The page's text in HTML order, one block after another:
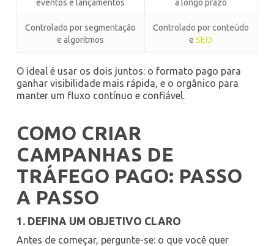
eventos e lançamentos a longo prazo
Controlado por segmentação
e algoritmos
Controlado por conteúdo
eSEO
O ideal é usar os dois juntos: o formato pago para
ganhar visibilidade mais rápida, e o orgânico para
manter um fluxo contínuo e confiável.
COMO CRIAR
CAMPANHAS DE
TRÁFEGO PAGO: PASSO
A PASSO
1. DEFINA UM OBJETIVO CLARO
Antes de começar, pergunte-se: o que você quer